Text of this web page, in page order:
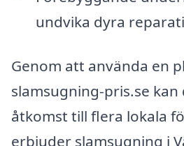
undvika dyra
Genom att använda en
slamsugning-pris.se kan
åtkomst till flera lokala
erbjuder slamsugning i